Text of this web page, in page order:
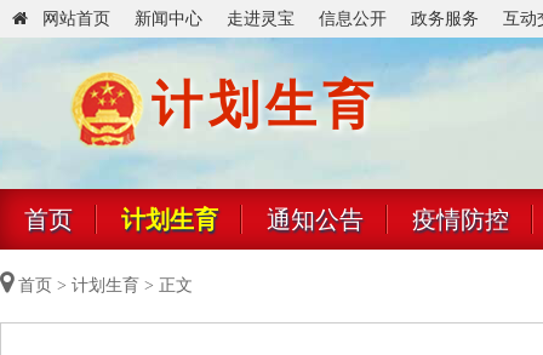
网站首页 新闻中心 走进灵宝 信息公开 政务服务 互动
计划生育
首页 计划生育 通知公告 疫情防控
首页 > 计划生育 > 正文